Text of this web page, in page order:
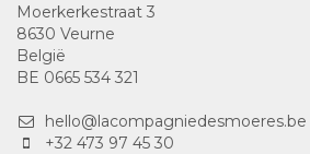
Moerkerkestraat 3
8630 Veurne
België
BE 0665 534 321
hello@lacompagniedesmoeres.be
+32 473 97 45 30